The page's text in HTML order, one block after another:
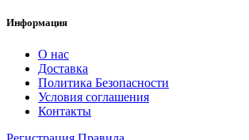
Информация
О нас
Доставка
Политика Безопасности
Условия соглашения
Контакты